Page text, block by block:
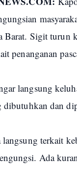
Sigit turun
penanganan
langsung
dibutuhkan dan
terkait
Ada